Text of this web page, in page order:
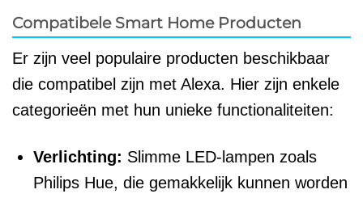
Compatibele Smart Home Producten
Er zijn veel populaire producten beschikbaar
die compatibel zijn met Alexa. Hier zijn enkele
categorieën met hun unieke functionaliteiten:
Verlichting: Slimme LED-lampen zoals
Philips Hue, die gemakkelijk kunnen worden